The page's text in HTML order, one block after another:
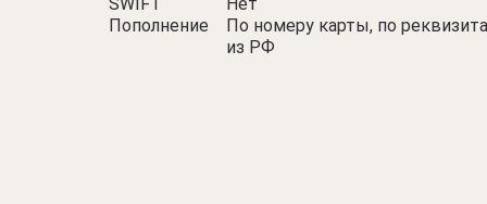
Пополнение
По номеру карты, по
из РФ